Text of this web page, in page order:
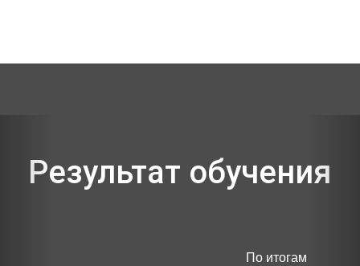
Результат обучения
По итогам